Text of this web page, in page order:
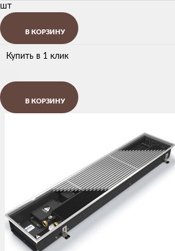
шт
В КОРЗИНУ
Купить в 1 клик
В КОРЗИНУ